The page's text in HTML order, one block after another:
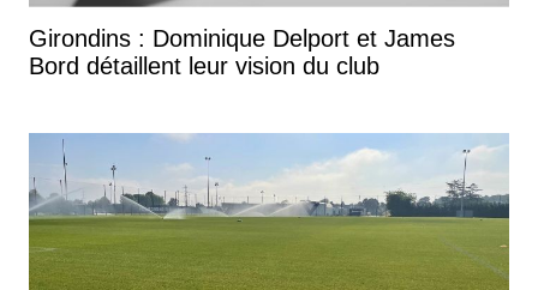
Girondins : Dominique Delport et James
Bord détaillent leur vision du club